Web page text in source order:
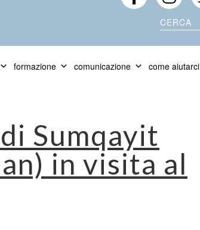
Cerca
formazione comunicazione come aiutarci
Sumqayit
in visita al